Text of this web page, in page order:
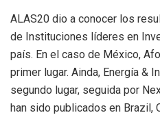
ALAS20 dio a conocer los
de Instituciones líderes en
país. En el caso de México,
primer lugar. Ainda, Energía &
segundo lugar, seguida por
han sido publicados en Brazil,